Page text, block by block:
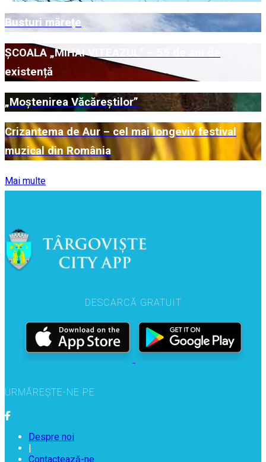
Busturi mărețe
ȘCOALA „MIHAI VITEAZUL” – 55 de ani de
existență
„Moștenirea Văcăreștilor”
Crizantema de Aur – cel mai longeviv festival
muzical din România
Mai multe
DESCARCĂ GRATUIT
URMĂREȘTE-NE PE
Despre noi
Contactează-ne